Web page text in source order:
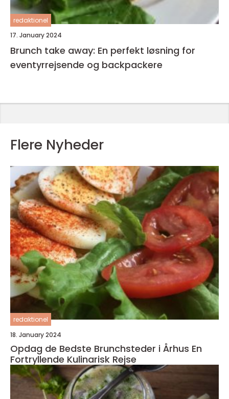
redaktionel
17. January 2024
Brunch take away: En perfekt løsning for
eventyrrejsende og backpackere
Flere Nyheder
redaktionel
18. January 2024
Opdag de Bedste Brunchsteder i Århus En
Fortryllende Kulinarisk Rejse